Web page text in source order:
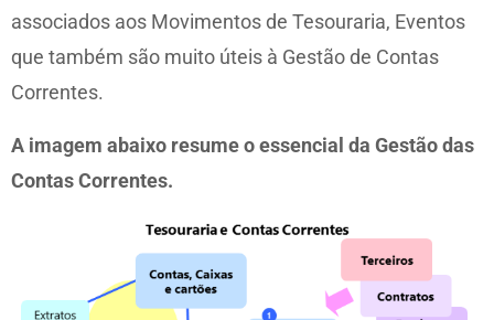
associados aos Movimentos de Tesouraria, Eventos
que também são muito úteis à Gestão de Contas
Correntes.
A imagem abaixo resume o essencial da Gestão das
Contas Correntes.